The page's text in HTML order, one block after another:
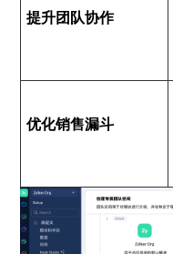
提升团队协作
优化销售漏斗